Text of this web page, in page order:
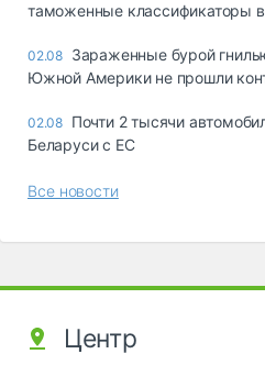
таможенные классификаторы
02.08 Зараженные бурой
Южной Америки не прошли
02.08 Почти 2 тысячи
Беларуси с ЕС
Все новости
Центр